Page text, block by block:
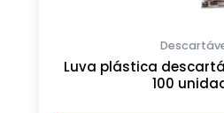
Luva plástica
100